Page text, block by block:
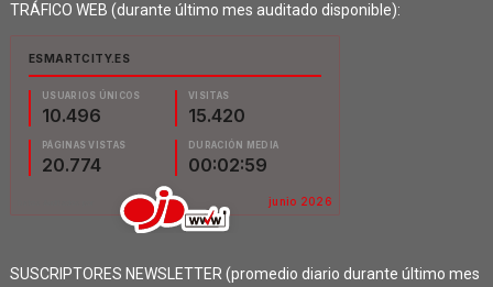
TRÁFICO WEB (durante último mes auditado disponible):
SUSCRIPTORES NEWSLETTER (promedio diario durante último mes